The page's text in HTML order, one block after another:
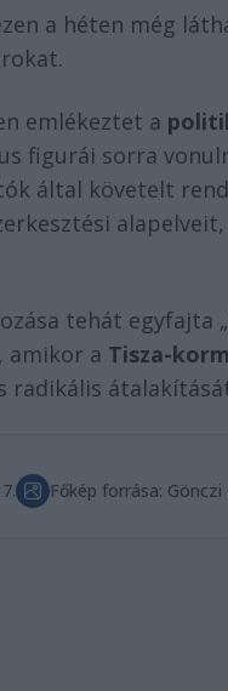
a héten még
emlékeztet a
figurái sorra
által követelt
tehát
amikor a Tisza-
radikális
Főkép forrása: